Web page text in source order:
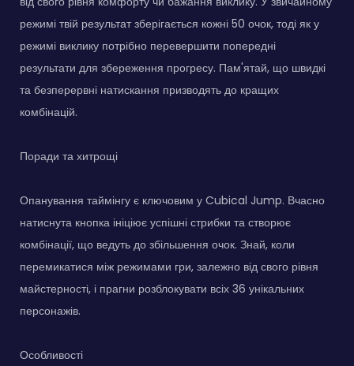
режимі твій результат зберігається кожні 50 очок, тоді як у
режимі виклику потрібно перевершити попередні
результати для збереження прогресу. Пам'ятай, що швидкі
та безперервні натискання призводять до кращих
комбінацій.
Поради та хитрощі
Опанування таймінгу є ключовим у Cubical Jump. Вчасно
натиснута кнопка ініціює успішні стрибки та створює
комбінації, що ведуть до збільшення очок. Знай, коли
перемикатися між режимами гри, залежно від свого рівня
майстерності, і прагни розблокувати всіх 36 унікальних
персонажів.
Особливості